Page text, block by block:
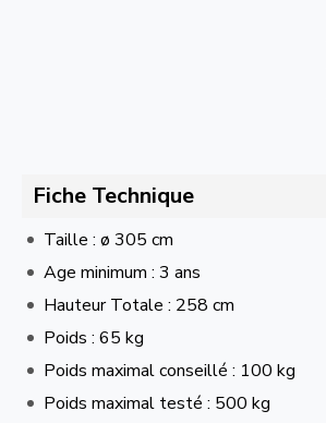
Fiche Technique
Taille : ø 305 cm
Age minimum : 3 ans
Hauteur Totale : 258 cm
Poids : 65 kg
Poids maximal conseillé : 100 kg
Poids maximal testé : 500 kg